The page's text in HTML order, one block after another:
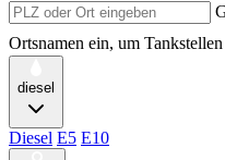
Ortsnamen ein, um
diesel
Diesel E5 E10